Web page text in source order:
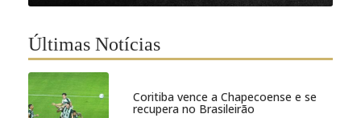
Últimas Notícias
Coritiba vence a Chapecoense e se
recupera no Brasileirão